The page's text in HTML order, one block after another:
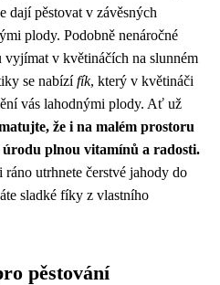
dají pěstovat v závěsných
plody. Podobně nenáročné
vyjímat v květináčích na slunném
se nabízífík, který v květináči
vás lahodnými plody. Ať už
že i na malém prostoru
úrodu plnou vitamínů a radosti.
ráno utrhnete čerstvé jahody do
sladké fíky z vlastního
pěstování